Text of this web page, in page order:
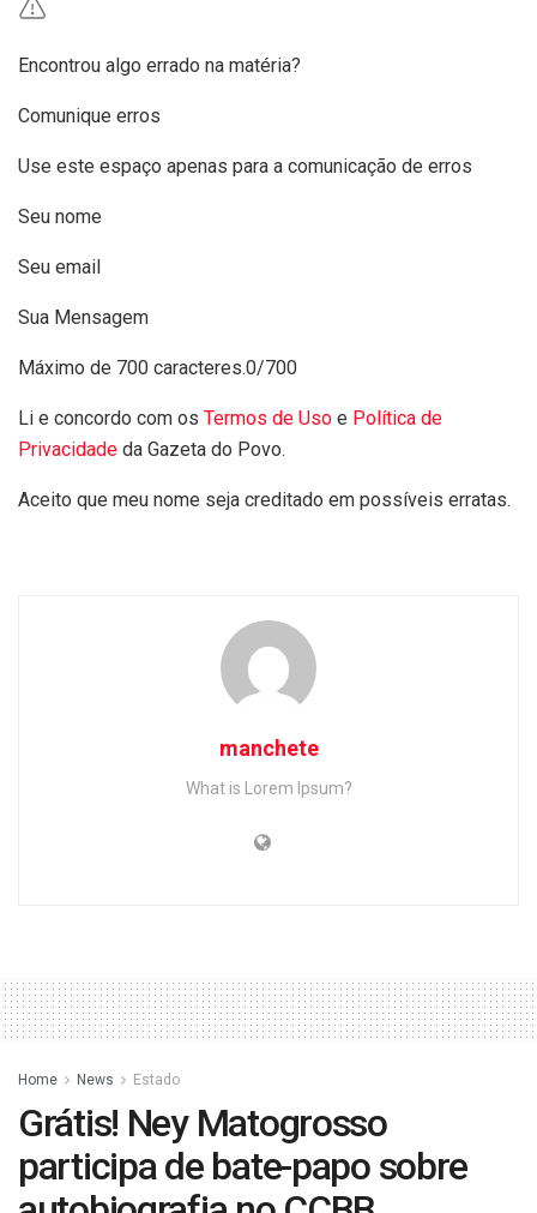
Encontrou algo errado na matéria?
Comunique erros
Use este espaço apenas para a comunicação de erros
Seu nome
Seu email
Sua Mensagem
Máximo de 700 caracteres.0/700
Li e concordo com os Termos de Uso e Política de
Privacidade da Gazeta do Povo.
Aceito que meu nome seja creditado em possíveis erratas.
manchete
What is Lorem Ipsum?
Home News Estado
Grátis! Ney Matogrosso
participa de bate-papo sobre